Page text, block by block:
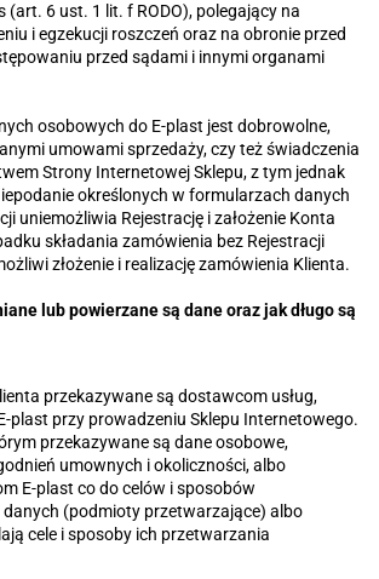
(art. 6 ust. 1 lit. f RODO), polegający na
i egzekucji roszczeń oraz na obronie przed
przed sądami i innymi organami
osobowych do E-plast jest dobrowolne,
umowami sprzedaży, czy też świadczenia
Strony Internetowej Sklepu, z tym jednak
określonych w formularzach danych
uniemożliwia Rejestrację i założenie Konta
składania zamówienia bez Rejestracji
złożenie i realizację zamówienia Klienta.
lub powierzane są dane oraz jak długo są
przekazywane są dostawcom usług,
plast przy prowadzeniu Sklepu Internetowego.
przekazywane są dane osobowe,
umownych i okoliczności, albo
E-plast co do celów i sposobów
(podmioty przetwarzające) albo
cele i sposoby ich przetwarzania